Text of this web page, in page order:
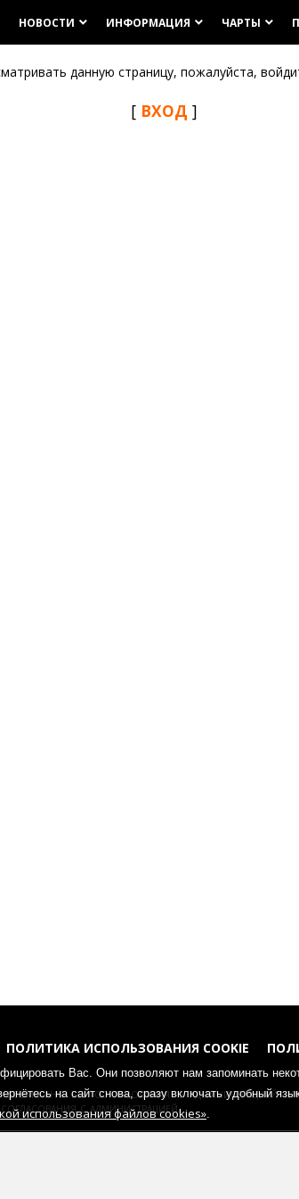
НОВОСТИ keyboard_arrow_down ИНФОРМАЦИЯ keyboard_arrow_down ЧАРТЫ keyboard_arrow_down
данную страницу, пожалуйста,
[ ВХОД ]
ПОЛИТИКА ИСПОЛЬЗОВАНИЯ COOKIE
возможно без согласования с администрацией
с администрацией.
Вас. Они позволяют нам запоминать
на сайт снова, сразу включать удобный
использования файлов cookies».